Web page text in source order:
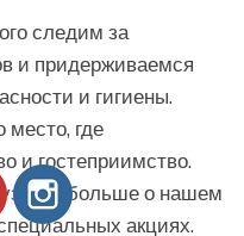
следим за
и придерживаемся
и гигиены.
место, где
и гостеприимство.
больше о нашем
акциях.